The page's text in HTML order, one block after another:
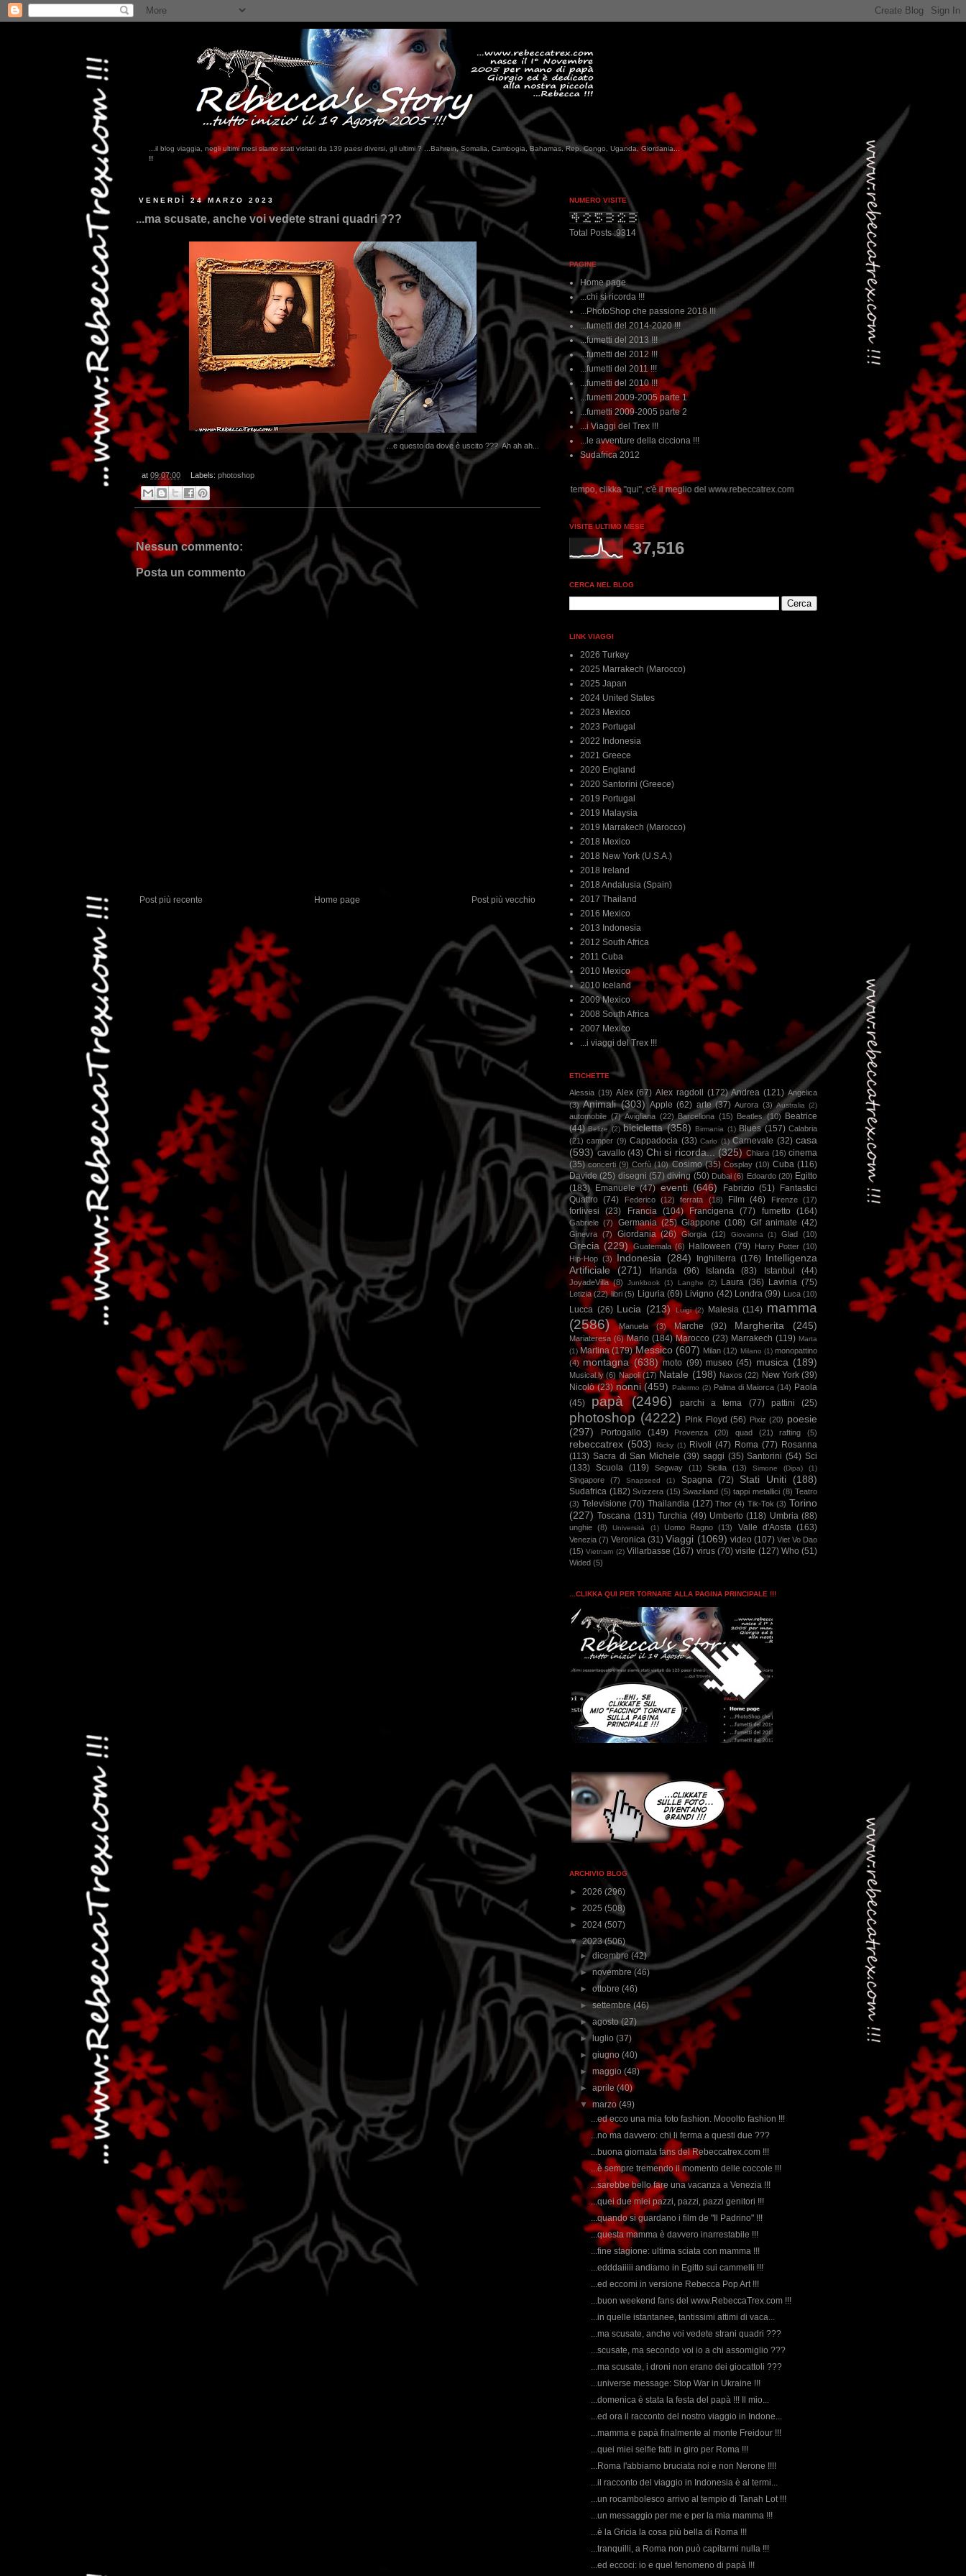
...il blog viaggia, negli ultimi mesi siamo stati visitati da 139 paesi diversi, gli ultimi ? ...Bahrein, Somalia, Cambogia, Bahamas, Rep. Congo, Uganda, Giordania...
...qui trovate il nostro viaggio in MESSICO 2023...
VENERDÌ 24 MARZO 2023
...ma scusate, anche voi vedete strani quadri ???
...e questo da dove è uscito ??? Ah ah ah...
at 09:07:00 Labels: photoshop
Nessun commento:
Posta un commento
Post più recente Post più vecchio
Home page
NUMERO VISITE
Total Posts :9314
PAGINE
Home page
...chi si ricorda !!!
...PhotoShop che passione 2018 !!!
...fumetti del 2014-2020 !!!
...fumetti del 2013 !!!
...fumetti del 2012 !!!
...fumetti del 2011 !!!
...fumetti del 2010 !!!
...fumetti 2009-2005 parte 1
...fumetti 2009-2005 parte 2
...i Viaggi del Trex !!!
...le avventure della cicciona !!!
Sudafrica 2012
...dai non perdere tempo, clikka "qui", c'è il meglio del www.rebeccatrex.com
VISITE ULTIMO MESE
37,516
CERCA NEL BLOG
LINK VIAGGI
2026 Turkey
2025 Marrakech (Marocco)
2025 Japan
2024 United States
2023 Mexico
2023 Portugal
2022 Indonesia
2021 Greece
2020 England
2020 Santorini (Greece)
2019 Portugal
2019 Malaysia
2019 Marrakech (Marocco)
2018 Mexico
2018 New York (U.S.A.)
2018 Ireland
2018 Andalusia (Spain)
2017 Thailand
2016 Mexico
2013 Indonesia
2012 South Africa
2011 Cuba
2010 Mexico
2010 Iceland
2009 Mexico
2008 South Africa
2007 Mexico
...i viaggi del Trex !!!
ETICHETTE
Alessia (19) Alex (67) Alex ragdoll (172) Andrea (121) Angelica
(3) Animali (303) Apple (62) arte (37) Aurora (3) Australia (2)
automobile (7) Avigliana (22) Barcellona (15) Beatles (10)
Beatrice
(44) Belize (2) bicicletta (358) Birmania (1) Blues (157) Calabria
(21) camper (9) Cappadocia (33) Carlo (1) Carnevale (32) casa
(593) cavallo (43) Chi si ricorda... (325) Chiara (16) cinema
(35) concerti (9) Corfù (10) Cosimo (35) Cosplay (10) Cuba (116)
Davide (25) disegni (57) diving (50) Dubai (6) Edoardo (20) Egitto
(183)
Emanuele (47) eventi (646) Fabrizio (51)
Fantastici
Quattro (74) Federico (12) ferrata (18) Film (46) Firenze (17)
forlivesi (23) Francia (104) Francigena (77) fumetto (164)
Gabriele (7) Germania (25) Giappone (108) Gif animate (42)
Ginevra (7) Giordania (26) Giorgia (12) Giovanna (1) Glad (10)
Grecia (229) Guatemala (6) Halloween (79) Harry Potter (10)
Hip-Hop (3) Indonesia (284) Inghilterra (176) Intelligenza
Artificiale
(271) Irlanda (96) Islanda (83) Istanbul (44)
JoyadeVilla (8) Junkbook (1) Langhe (2) Laura (36) Lavinia (75)
Letizia (22) libri (5) Liguria (69) Livigno (42) Londra (99) Luca (10)
Lucca (26) Lucia (213) Luigi (2) Malesia (114) mamma
(2586)
Manuela (3) Marche (92) Margherita (245)
Mariateresa (6) Mario (184) Marocco (23) Marrakech (119) Marta
(1) Martina (179) Messico (607) Milan (12) Milano (1) monopattino
(4) montagna (638) moto (99) museo (45) musica (189)
Musical.ly (6) Napoli (17) Natale (198) Naxos (22) New York (39)
Nicolò (23) nonni (459) Palermo (2) Palma di Maiorca (14) Paola
(45)
papà (2496) parchi a tema (77) pattini (25)
photoshop (4222) Pink Floyd (56) Pixiz (20) poesie
(297)
Portogallo (149) Provenza (20) quad (21) rafting (5)
rebeccatrex (503) Ricky (1) Rivoli (47) Roma (77) Rosanna
(113) Sacra di San Michele (39) saggi (35) Santorini (54) Sci
(133) Scuola (119) Segway (11) Sicilia (13) Simone (Dipa) (1)
Singapore (7) Snapseed (1) Spagna (72) Stati Uniti (188)
Sudafrica (182) Svizzera (15) Swaziland (5) tappi metallici (8) Teatro
(3) Televisione (70) Thailandia (127) Thor (4) Tik-Tok (3) Torino
(227) Toscana (131) Turchia (49) Umberto (118) Umbria (88)
unghie (8) Università (1) Uomo Ragno (13) Valle d'Aosta (163)
Venezia (7) Veronica (31) Viaggi (1069) video (107) Viet Vo Dao
(15) Vietnam (2) Villarbasse (167) virus (70) visite (127) Who (51)
Wided (5)
...CLIKKA QUI PER TORNARE ALLA PAGINA PRINCIPALE !!!
ARCHIVIO BLOG
► 2026 (296)
► 2025 (508)
► 2024 (507)
▼2023(506)
►dicembre(42)
►novembre(46)
►ottobre(46)
►settembre(46)
►agosto(27)
► luglio(37)
►giugno(40)
►maggio(48)
►aprile(40)
▼marzo(49)
...ed ecco una mia foto fashion. Mooolto fashion !!!
...no ma davvero: chi li ferma a questi due ???
...buona giornata fans del Rebeccatrex.com !!!
...è sempre tremendo il momento delle coccole !!!
...sarebbe bello fare una vacanza a Venezia !!!
...quei due miei pazzi, pazzi, pazzi genitori !!!
...quando si guardano i film de "Il Padrino" !!!
...questa mamma è davvero inarrestabile !!!
...fine stagione: ultima sciata con mamma !!!
...edddaiiiii andiamo in Egitto sui cammelli !!!
...ed eccomi in versione Rebecca Pop Art !!!
...buon weekend fans del www.RebeccaTrex.com !!!
...in quelle istantanee, tantissimi attimi di vaca...
...ma scusate, anche voi vedete strani quadri ???
...scusate, ma secondo voi io a chi assomiglio ???
...ma scusate, i droni non erano dei giocattoli ???
...universe message: Stop War in Ukraine !!!
...domenica è stata la festa del papà !!! Il mio...
...ed ora il racconto del nostro viaggio in Indone...
...mamma e papà finalmente al monte Freidour !!!
...quei miei selfie fatti in giro per Roma !!!
...Roma l'abbiamo bruciata noi e non Nerone !!!!
...il racconto del viaggio in Indonesia è al termi...
...un rocambolesco arrivo al tempio di Tanah Lot !!!
...un messaggio per me e per la mia mamma !!!
...è la Gricia la cosa più bella di Roma !!!
...tranquilli, a Roma non può capitarmi nulla !!!
...ed eccoci: io e quel fenomeno di papà !!!